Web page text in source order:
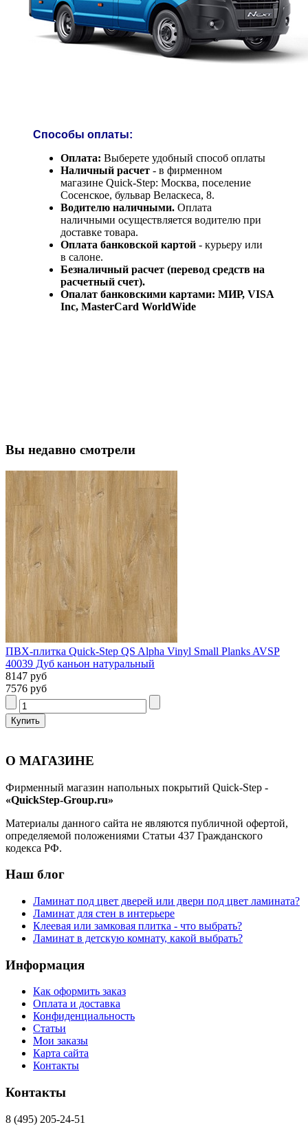
Способы оплаты:
Оплата: Выберете удобный способ оплаты
Наличный расчет - в фирменном
магазине Quick-Step: Москва, поселение
Сосенское, бульвар Веласкеса, 8.
Водителю наличными. Оплата
наличными осуществляется водителю при
доставке товара.
Оплата банковской картой - курьеру или
в салоне.
Безналичный расчет (перевод средств на
расчетный счет).
Опалат банковскими картами: МИР, VISA
Inc, MasterCard WorldWide
Вы недавно смотрели
ПВХ-плитка Quick-Step QS Alpha Vinyl Small Planks AVSP
40039 Дуб каньон натуральный
8147 руб
7576 руб
О МАГАЗИНЕ
Фирменный магазин напольных покрытий Quick-Step -
«QuickStep-Group.ru»
Материалы данного сайта не являются публичной офертой,
определяемой положениями Статьи 437 Гражданского
кодекса РФ.
Наш блог
Ламинат под цвет дверей или двери под цвет ламината?
Ламинат для стен в интерьере
Клеевая или замковая плитка - что выбрать?
Ламинат в детскую комнату, какой выбрать?
Информация
Как оформить заказ
Оплата и доставка
Конфиденциальность
Статьи
Мои заказы
Карта сайта
Контакты
Контакты
8 (495) 205-24-51